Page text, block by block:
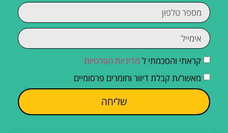
קראתי והסכמתי ל מדיניות הפרטיות
מאשר/ת קבלת דיוור וחומרים פרסומיים
שליחה